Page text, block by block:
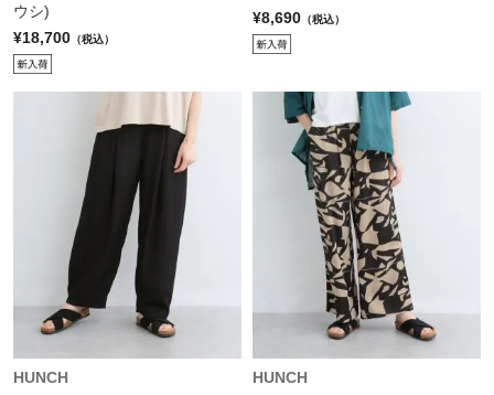
ウシ)
¥18,700 （税込）
¥8,690 （税込）
HUNCH
HUNCH